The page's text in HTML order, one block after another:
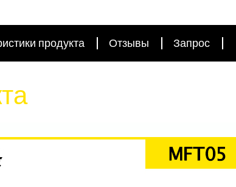
продукта Отзывы Запрос